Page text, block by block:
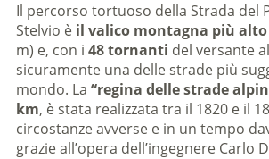
Il percorso tortuoso della Strada del
Stelvio è il valico montagna più
m) e, con i 48 tornanti del versante
sicuramente una delle strade più
mondo. La “regina delle strade
km, è stata realizzata tra il 1820 e il
circostanze avverse e in un tempo
grazie all’opera dell’ingegnere Carlo